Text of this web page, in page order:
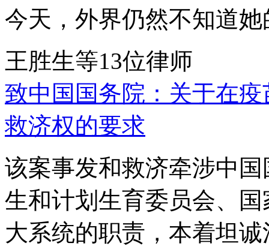
今天，外界仍然不知道
王胜生等13位律师
致中国国务院：关于在
救济权的要求
该案事发和救济牵涉中
生和计划生育委员会、
大系统的职责，本着坦